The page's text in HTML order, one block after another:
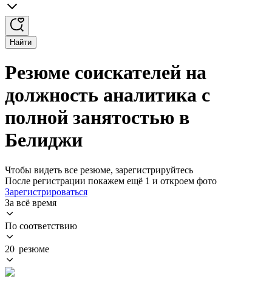
Найти
Резюме соискателей на
должность аналитика с
полной занятостью в
Белиджи
Чтобы видеть все резюме, зарегистрируйтесь
После регистрации покажем ещё 1 и откроем фото
Зарегистрироваться
За всё время
По соответствию
20 резюме